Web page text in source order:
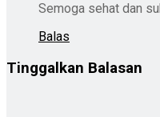
Semoga sehat dan
Balas
Tinggalkan Balasan